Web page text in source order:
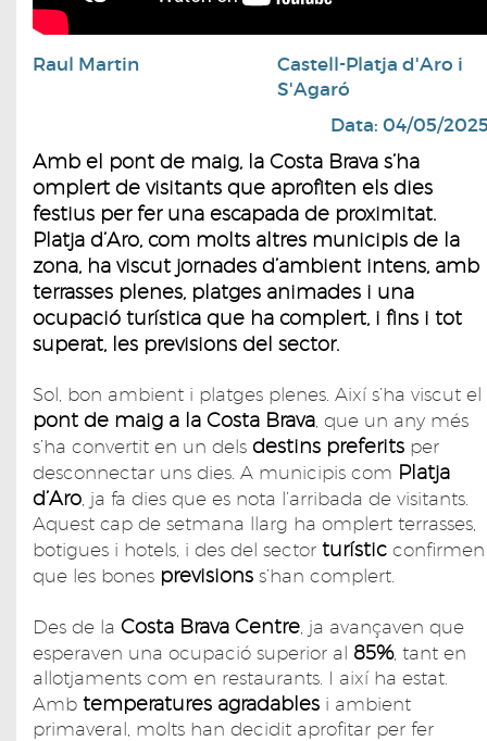
Raul Martin
Castell-Platja d'Aro i
S'Agaró
Data: 04/05/
Amb el pont de maig, la Costa Brava s’ha
omplert de visitants que aprofiten els dies
festius per fer una escapada de proximitat.
Platja d’Aro, com molts altres municipis de la
zona, ha viscut jornades d’ambient intens, amb
terrasses plenes, platges animades i una
ocupació turística que ha complert, i fins i tot
superat, les previsions del sector.
Sol, bon ambient i platges plenes. Així s’ha viscut el
pont de maig a la Costa Brava , que un any més
s’ha convertit en un dels destins preferits per
desconnectar uns dies. A municipis com Platja
d’Aro , ja fa dies que es nota l’arribada de visitants.
Aquest cap de setmana llarg ha omplert terrasses,
botigues i hotels, i des del sector turístic confirmen
que les bones previsions s’han complert.
Des de la Costa Brava Centre , ja avançaven que
esperaven una ocupació superior al 85%, tant en
allotjaments com en restaurants. I així ha estat.
Amb temperatures agradables i ambient
primaveral, molts han decidit aprofitar per fer